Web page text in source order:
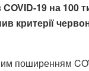
19 на 100
критерії
поширенням